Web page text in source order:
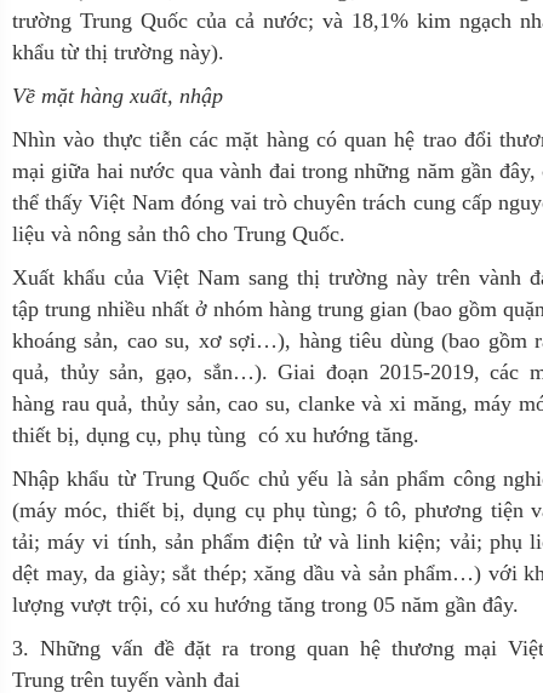
trường Trung Quốc của cả nước; và 18,1% kim ngạch
khẩu từ thị trường này).
Về mặt hàng xuất, nhập
Nhìn vào thực tiễn các mặt hàng có quan hệ trao đổi
mại giữa hai nước qua vành đai trong những năm gần đây,
thể thấy Việt Nam đóng vai trò chuyên trách cung cấp
liệu và nông sản thô cho Trung Quốc.
Xuất khẩu của Việt Nam sang thị trường này trên vành
tập trung nhiều nhất ở nhóm hàng trung gian (bao gồm
khoáng sản, cao su, xơ sợi…), hàng tiêu dùng (bao gồm
quả, thủy sản, gạo, sắn…). Giai đoạn 2015-2019, các
hàng rau quả, thủy sản, cao su, clanke và xi măng, máy
thiết bị, dụng cụ, phụ tùng có xu hướng tăng.
Nhập khẩu từ Trung Quốc chủ yếu là sản phẩm công
(máy móc, thiết bị, dụng cụ phụ tùng; ô tô, phương tiện
tải; máy vi tính, sản phẩm điện tử và linh kiện; vải; phụ
dệt may, da giày; sắt thép; xăng dầu và sản phẩm…) với
lượng vượt trội, có xu hướng tăng trong 05 năm gần đây.
3. Những vấn đề đặt ra trong quan hệ thương mại
Trung trên tuyến vành đai